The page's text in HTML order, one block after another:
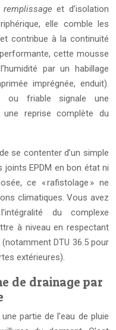
et d’isolation
elle comble les
contribue à la continuité
cette mousse
par un habillage
imprégnée, enduit).
ou friable signale une
une reprise complète du
se contenter d’un simple
EPDM en bon état ni
ce « rafistolage » ne
climatiques. Vous avez
du complexe
à niveau en respectant
DTU 36.5 pour
extérieures).
de drainage par
partie de l’eau de pluie